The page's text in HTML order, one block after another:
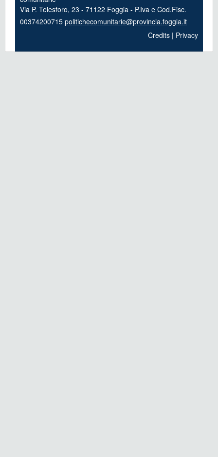
Via P. Telesforo, 23 - 71122 Foggia - P.Iva e Cod.Fisc.
00374200715politichecomunitarie@provincia.foggia.it
Credits | Privacy